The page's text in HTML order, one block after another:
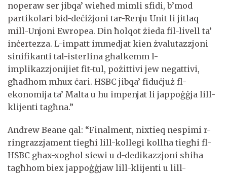
noperaw ser jibqa’ wieħed mimli sfidi, b’mod
partikolari bid-deċiżjoni tar-Renju Unit li jitlaq
mill-Unjoni Ewropea. Din ħolqot żieda fil-livell ta’
inċertezza. L-impatt immedjat kien żvalutazzjoni
sinifikanti tal-isterlina għalkemm l-
implikazzjonijiet fit-tul, pożittivi jew negattivi,
għadhom mhux ċari. HSBC jibqa’ fiduċjuż fl-
ekonomija ta’ Malta u hu impenjat li jappoġġja lill-
klijenti tagħna.”
Andrew Beane qal: “Finalment, nixtieq nespimi r-
ringrazzjament tiegħi lill-kollegi kollha tiegħi fl-
HSBC għax-xogħol siewi u d-dedikazzjoni sħiħa
tagħhom biex jappoġġjaw lill-klijenti u lill-